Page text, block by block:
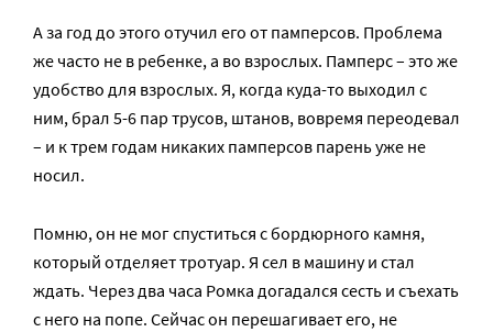
А за год до этого отучил его от памперсов. Проблема
же часто не в ребенке, а во взрослых. Памперс – это же
удобство для взрослых. Я, когда куда-то выходил с
ним, брал 5-6 пар трусов, штанов, вовремя переодевал
– и к трем годам никаких памперсов парень уже не
носил.
Помню, он не мог спуститься с бордюрного камня,
который отделяет тротуар. Я сел в машину и стал
ждать. Через два часа Ромка догадался сесть и съехать
с него на попе. Сейчас он перешагивает его, не